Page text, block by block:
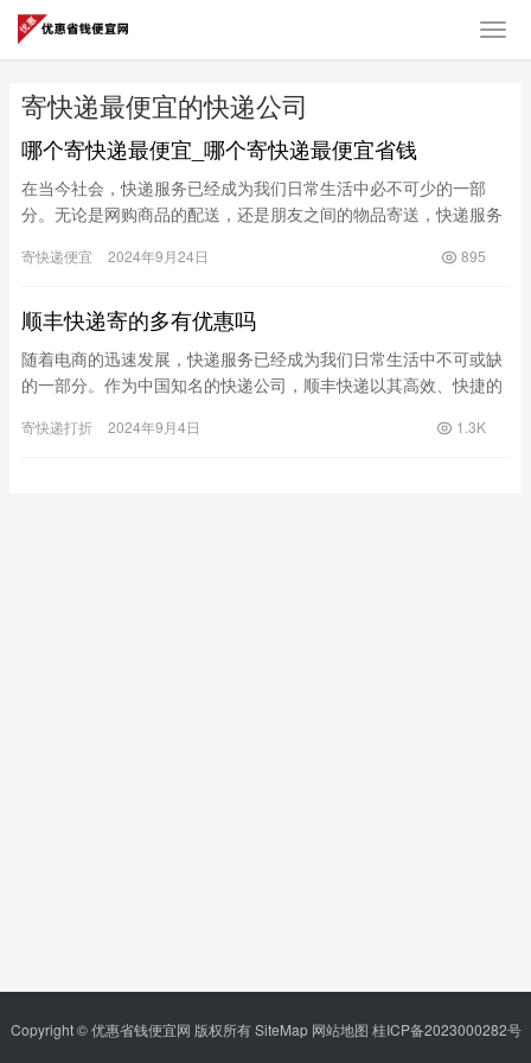
寄快递最便宜的快递公司
哪个寄快递最便宜_哪个寄快递最便宜省钱
在当今社会，快递服务已经成为我们日常生活中必不可少的一部
分。无论是网购商品的配送，还是朋友之间的物品寄送，快递服务
上出现了…
寄快递便宜 2024年9月24日 895
顺丰快递寄的多有优惠吗
随着电商的迅速发展，快递服务已经成为我们日常生活中不可或缺
的一部分。作为中国知名的快递公司，顺丰快递以其高效、快捷的
丰快…
寄快递打折 2024年9月4日 1.3K
Copyright © 优惠省钱便宜网 版权所有SiteMap 网站地图 桂ICP备2023000282号